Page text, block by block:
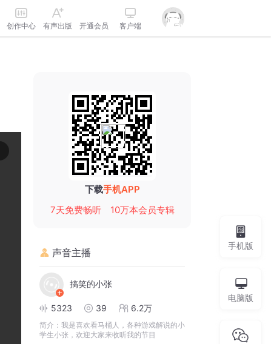
创作中心 有声出版 开通会员 客户端
下载手机APP
7天免费畅听
10万本会员专辑
声音主播
搞笑的小张
5323 39 6.2万
简介： 我是喜欢看马桶人，各种游戏解说的小
学生小张，欢迎大家来收听我的节目
手机版
电脑版